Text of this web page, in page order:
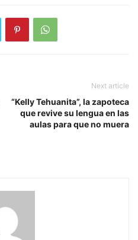
Next article
“Kelly Tehuanita”, la zapoteca
que revive su lengua en las
aulas para que no muera